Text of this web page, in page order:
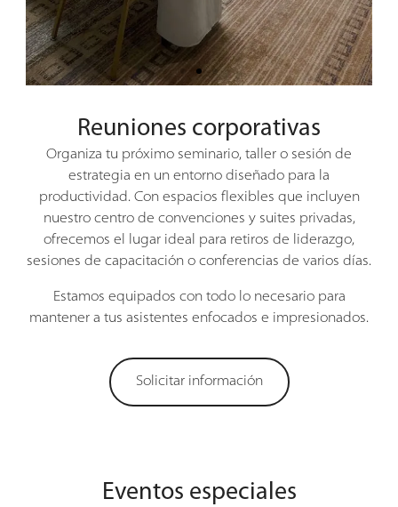
Reuniones corporativas
Organiza tu próximo seminario, taller o sesión de
estrategia en un entorno diseñado para la
productividad. Con espacios flexibles que incluyen
nuestro centro de convenciones y suites privadas,
ofrecemos el lugar ideal para retiros de liderazgo,
sesiones de capacitación o conferencias de varios días.
Estamos equipados con todo lo necesario para
mantener a tus asistentes enfocados e impresionados.
Solicitar información
Eventos especiales